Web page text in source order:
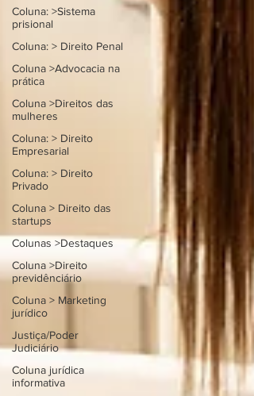
Coluna: >Sistema
prisional
Coluna: > Direito Penal
Coluna >Advocacia na
prática
Coluna >Direitos das
mulheres
Coluna: > Direito
Empresarial
Coluna: > Direito
Privado
Coluna > Direito das
startups
Colunas >Destaques
Coluna >Direito
previdênciário
Coluna > Marketing
jurídico
Justiça/Poder
Judiciário
Coluna jurídica
informativa